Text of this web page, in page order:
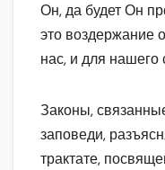
Он, да будет Он
это воздержание
нас, и для нашего
Законы,
заповеди,
трактате,